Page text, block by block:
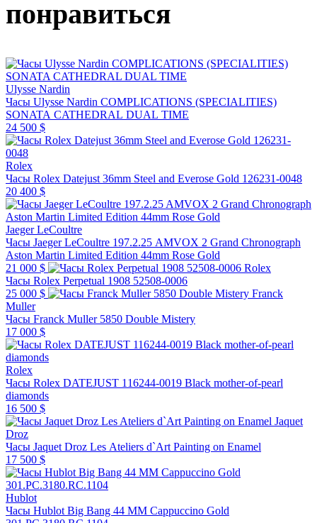
понравиться
Ulysse Nardin
Часы Ulysse Nardin COMPLICATIONS (SPECIALITIES)
SONATA CATHEDRAL DUAL TIME
24 500 $
Rolex
Часы Rolex Datejust 36mm Steel and Everose Gold 126231-0048
20 400 $
Jaeger LeCoultre
Часы Jaeger LeCoultre 197.2.25 AMVOX 2 Grand Chronograph
Aston Martin Limited Edition 44mm Rose Gold
21 000 $
Rolex
Часы Rolex Perpetual 1908 52508-0006
25 000 $
Franck
Muller
Часы Franck Muller 5850 Double Mistery
17 000 $
Rolex
Часы Rolex DATEJUST 116244-0019 Black mother-of-pearl
diamonds
16 500 $
Jaquet
Droz
Часы Jaquet Droz Les Ateliers d`Art Painting on Enamel
17 500 $
Hublot
Часы Hublot Big Bang 44 MM Cappuccino Gold